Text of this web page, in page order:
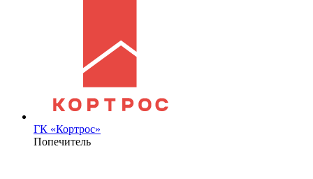
ГК «Кортрос»
Попечитель